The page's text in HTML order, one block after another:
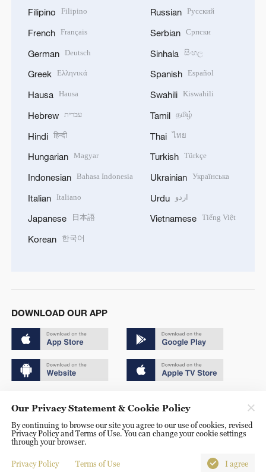
Filipino Filipino
French Français
German Deutsch
Greek Ελληνικά
Hausa Hausa
Hebrew עברית
Hindi हिन्दी
Hungarian Magyar
Indonesian Bahasa Indonesia
Italian Italiano
Japanese 日本語
Korean 한국어
Russian Русский
Serbian Српски
Sinhala සිංහල
Spanish Español
Swahili Kiswahili
Tamil தமிழ்
Thai ไทย
Turkish Türkçe
Ukrainian Українська
Urdu اردو
Vietnamese Tiếng Việt
DOWNLOAD OUR APP
京ICP备20000184号
京公网安备 11010502050052号
Disinformation report hotline: 010-85061466
Our Privacy Statement & Cookie Policy
By continuing to browse our site you agree to our use of cookies, revised
Privacy Policy and Terms of Use. You can change your cookie settings
through your browser.
Privacy Policy Terms of Use I agree